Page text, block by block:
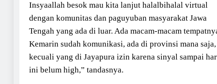
Insyaallah besok mau kita lanjut halalbihalal virtual
dengan komunitas dan paguyuban masyarakat Jawa
Tengah yang ada di luar. Ada macam-macam
Kemarin sudah komunikasi, ada di provinsi mana saja,
kecuali yang di Jayapura izin karena sinyal sampai
ini belum high,” tandasnya.